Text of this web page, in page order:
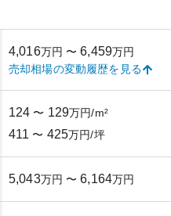
4,016万円 〜 6,459万円
売却相場の変動履歴を見る
124 〜 129万円/m²
411 〜 425万円/坪
5,043万円 〜 6,164万円